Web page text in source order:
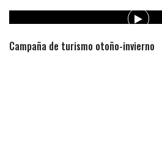
Campaña de turismo otoño-invierno